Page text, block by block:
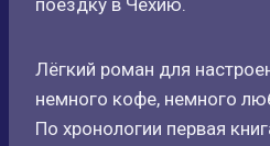
поездку в Чехию.
Лёгкий роман для
немного кофе, немного
По хронологии первая